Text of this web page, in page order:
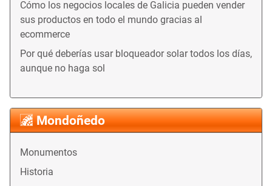
Mondoñedo
Monumentos
Historia
Cómo los negocios locales de Galicia pueden vender
sus productos en todo el mundo gracias al
ecommerce
Por qué deberías usar bloqueador solar todos los días,
aunque no haga sol